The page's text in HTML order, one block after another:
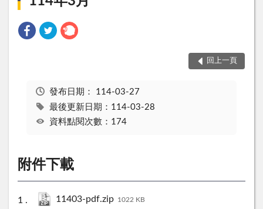
回上一頁
發布日期： 114-03-27
最後更新日期：114-03-28
資料點閱次數：174
附件下載
11403-pdf.zip 1022 KB